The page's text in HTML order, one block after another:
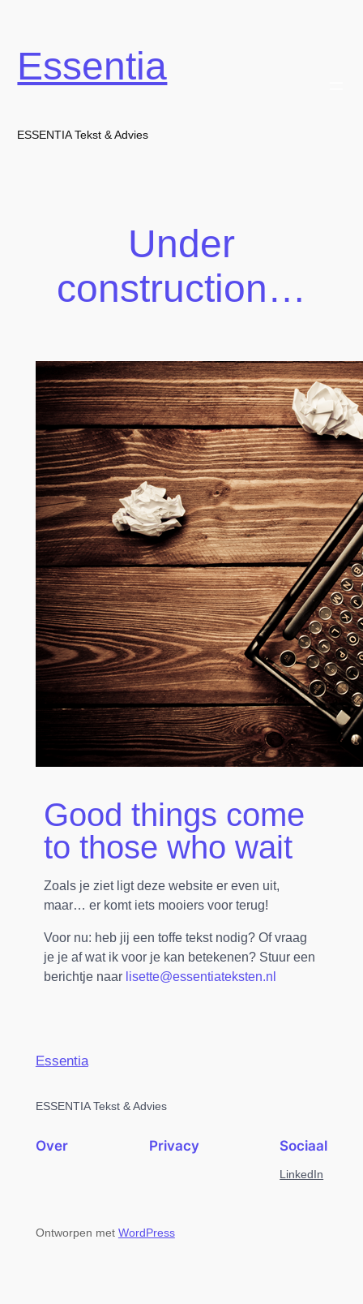
Essentia
ESSENTIA Tekst & Advies
Under
construction…
Good things come
to those who wait
Zoals je ziet ligt deze website er even uit,
maar… er komt iets mooiers voor terug!
Voor nu: heb jij een toffe tekst nodig? Of vraag
je je af wat ik voor je kan betekenen? Stuur een
berichtje naar lisette@essentiateksten.nl
Essentia
ESSENTIA Tekst & Advies
Over Privacy Sociaal
LinkedIn
Ontworpen met WordPress